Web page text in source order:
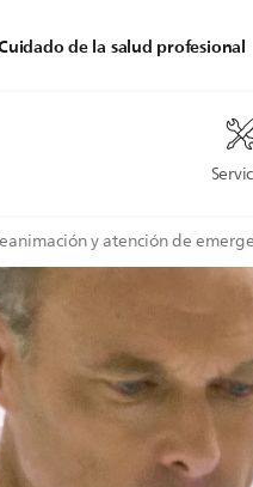
de la salud profesional
y atención de